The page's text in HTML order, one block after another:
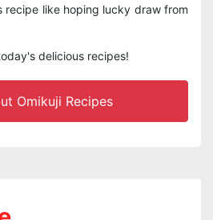
recipe like hoping lucky draw from
delicious recipes!
Omikuji Recipes